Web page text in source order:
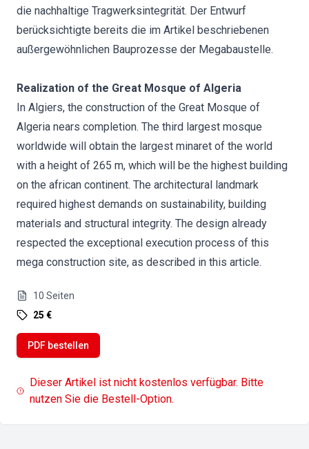
die nachhaltige Tragwerksintegrität. Der Entwurf
berücksichtigte bereits die im Artikel beschriebenen
außergewöhnlichen Bauprozesse der Megabaustelle.
Realization of the Great Mosque of Algeria
In Algiers, the construction of the Great Mosque of
Algeria nears completion. The third largest mosque
worldwide will obtain the largest minaret of the world
with a height of 265 m, which will be the highest building
on the african continent. The architectural landmark
required highest demands on sustainability, building
materials and structural integrity. The design already
respected the exceptional execution process of this
mega construction site, as described in this article.
10 Seiten
25 €
PDF bestellen
Dieser Artikel ist nicht kostenlos verfügbar. Bitte
nutzen Sie die Bestell-Option.